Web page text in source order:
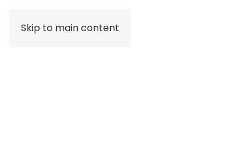
Skip to main content